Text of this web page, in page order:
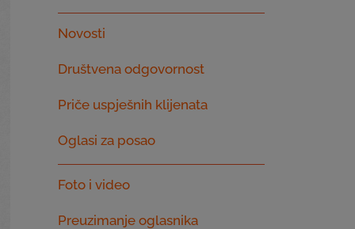
Novosti
Društvena odgovornost
Priče uspješnih klijenata
Oglasi za posao
Foto i video
Preuzimanje oglasnika